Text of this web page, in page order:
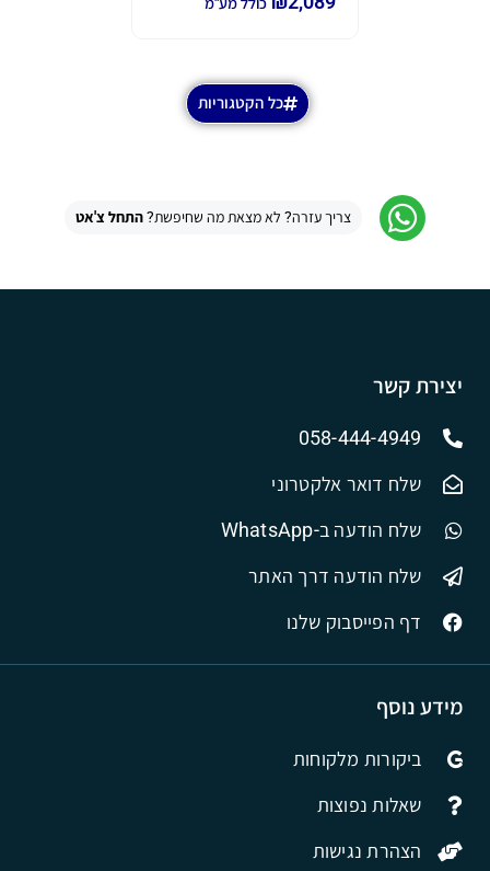
כולל מע"מ
כל הקטגוריות
צריך עזרה? לא מצאת מה שחיפשת?התחל צ'אט
מידע נוסף
ביקורות מלקוחות
שאלות נפוצות
הצהרת נגישות
יצירת קשר
058-444-4949
שלח דואר אלקטרוני
שלח הודעה ב-WhatsApp
שלח הודעה דרך האתר
דף הפייסבוק שלנו